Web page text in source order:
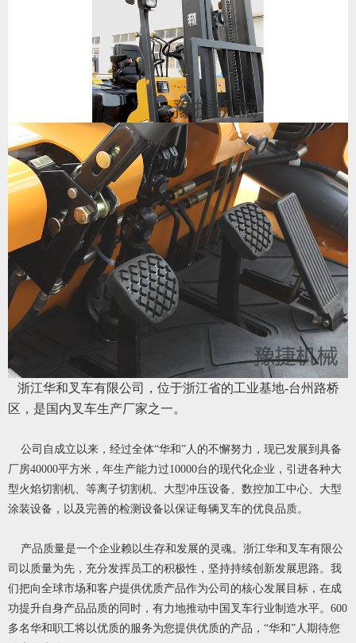
浙江华和叉车有限公司，位于浙江省的工业基地-台州路桥
区，是国内叉车生产厂家之一。
公司自成立以来，经过全体“华和”人的不懈努力，现已发展到具备
厂房40000平方米，年生产能力过10000台的现代化企业，引进各种大
型火焰切割机、等离子切割机、大型冲压设备、数控加工中心、大型
涂装设备，以及完善的检测设备以保证每辆叉车的优良品质。
产品质量是一个企业赖以生存和发展的灵魂。浙江华和叉车有限公
司以质量为先，充分发挥员工的积极性，坚持持续创新发展思路。我
们把向全球市场和客户提供优质产品作为公司的核心发展目标，在成
功提升自身产品品质的同时，有力地推动中国叉车行业制造水平。600
多名华和职工将以优质的服务为您提供优质的产品，“华和”人期待您